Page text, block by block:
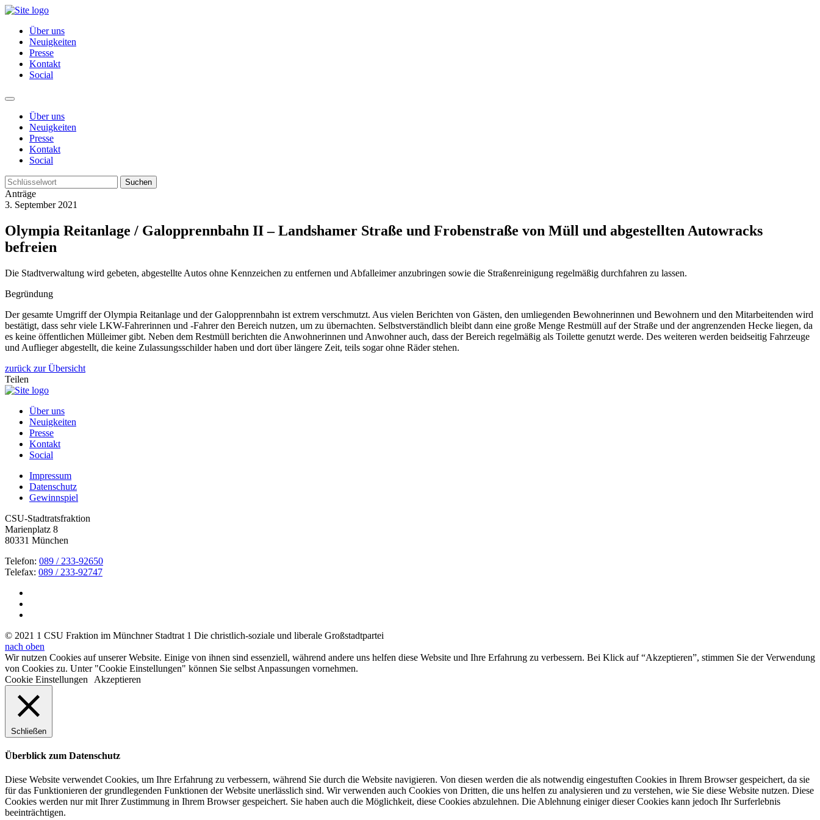
Über uns
Neuigkeiten
Presse
Kontakt
Social
Über uns
Neuigkeiten
Presse
Kontakt
Social
Suchen
Anträge
3. September 2021
Olympia Reitanlage / Galopprennbahn II – Landshamer Straße und Frobenstraße von Müll und abgestellten Autowracks
befreien
Die Stadtverwaltung wird gebeten, abgestellte Autos ohne Kennzeichen zu entfernen und Abfalleimer anzubringen sowie die Straßenreinigung regelmäßig durchfahren zu lassen.
Begründung
Der gesamte Umgriff der Olympia Reitanlage und der Galopprennbahn ist extrem verschmutzt. Aus vielen Berichten von Gästen, den umliegenden Bewohnerinnen und Bewohnern und den Mitarbeitenden wird
bestätigt, dass sehr viele LKW-Fahrerinnen und -Fahrer den Bereich nutzen, um zu übernachten. Selbstverständlich bleibt dann eine große Menge Restmüll auf der Straße und der angrenzenden Hecke liegen, da
es keine öffentlichen Mülleimer gibt. Neben dem Restmüll berichten die Anwohnerinnen und Anwohner auch, dass der Bereich regelmäßig als Toilette genutzt werde. Des weiteren werden beidseitig Fahrzeuge
und Auflieger abgestellt, die keine Zulassungsschilder haben und dort über längere Zeit, teils sogar ohne Räder stehen.
zurück zur Übersicht
Teilen
Über uns
Neuigkeiten
Presse
Kontakt
Social
Impressum
Datenschutz
Gewinnspiel
CSU-Stadtratsfraktion
Marienplatz 8
80331 München
Telefon: 089 / 233-92650
Telefax: 089 / 233-92747
© 2021 1 CSU Fraktion im Münchner Stadtrat 1 Die christlich-soziale und liberale Großstadtpartei
nach oben
Wir nutzen Cookies auf unserer Website. Einige von ihnen sind essenziell, während andere uns helfen diese Website und Ihre Erfahrung zu verbessern. Bei Klick auf “Akzeptieren”, stimmen Sie der Verwendung
von Cookies zu. Unter "Cookie Einstellungen" können Sie selbst Anpassungen vornehmen.
Cookie Einstellungen
Akzeptieren
Schließen
Überblick zum Datenschutz
Diese Website verwendet Cookies, um Ihre Erfahrung zu verbessern, während Sie durch die Website navigieren. Von diesen werden die als notwendig eingestuften Cookies in Ihrem Browser gespeichert, da sie
für das Funktionieren der grundlegenden Funktionen der Website unerlässlich sind. Wir verwenden auch Cookies von Dritten, die uns helfen zu analysieren und zu verstehen, wie Sie diese Website nutzen. Diese
Cookies werden nur mit Ihrer Zustimmung in Ihrem Browser gespeichert. Sie haben auch die Möglichkeit, diese Cookies abzulehnen. Die Ablehnung einiger dieser Cookies kann jedoch Ihr Surferlebnis
beeinträchtigen.